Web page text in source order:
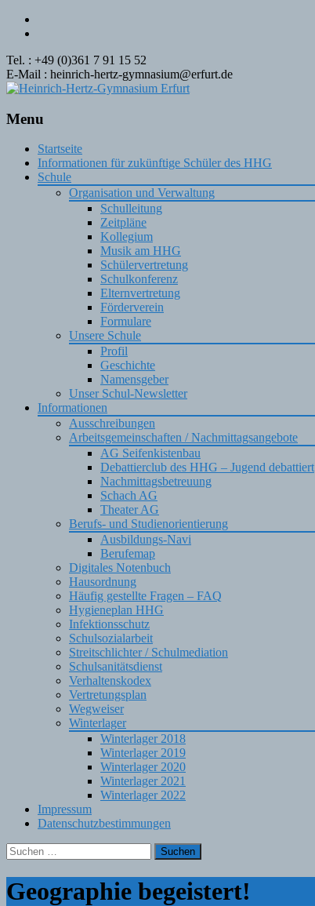
Tel. : +49 (0)361 7 91 15 52
E-Mail : heinrich-hertz-gymnasium@erfurt.de
Menu
Skip
content
Startseite
Informationen für zukünftige Schüler des HHG
Schule
Organisation und Verwaltung
Schulleitung
Zeitpläne
Kollegium
Musik am HHG
Schülervertretung
Schulkonferenz
Elternvertretung
Förderverein
Formulare
Unsere Schule
Profil
Geschichte
Namensgeber
Unser Schul-Newsletter
Informationen
Ausschreibungen
Arbeitsgemeinschaften / Nachmittagsangebote
AG Seifenkistenbau
Debattierclub des HHG – Jugend debattiert
Nachmittagsbetreuung
Schach AG
Theater AG
Berufs- und Studienorientierung
Ausbildungs-Navi
Berufemap
Digitales Notenbuch
Hausordnung
Häufig gestellte Fragen – FAQ
Hygieneplan HHG
Infektionsschutz
Schulsozialarbeit
Streitschlichter / Schulmediation
Schulsanitätsdienst
Verhaltenskodex
Vertretungsplan
Wegweiser
Winterlager
Winterlager 2018
Winterlager 2019
Winterlager 2020
Winterlager 2021
Winterlager 2022
Impressum
Datenschutzbestimmungen
Suchen
nach:
Geographie begeistert!